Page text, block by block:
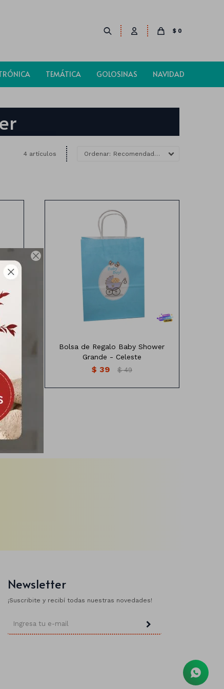

TEMÁTICA GOLOSINAS NAVIDAD
$ 0
4 artículos Recomendados
Bolsa de papel diseño Baby Shower
Medida: 27x21x11 cm
Bolsa de Regalo Baby Shower
Grande - Celeste
$ 39 $ 49
Newsletter
¡Suscribite y recibí todas nuestras novedades!